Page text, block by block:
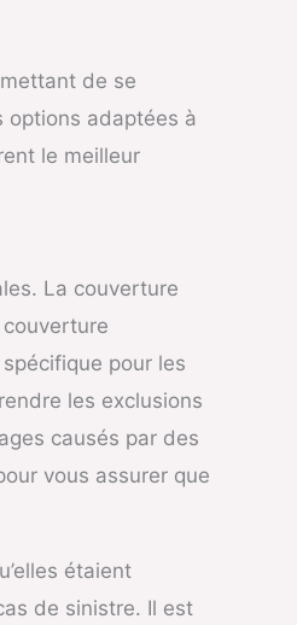
de se
options adaptées à
le meilleur
La couverture
pour les
les exclusions
causés par des
vous assurer que
étaient
de sinistre. Il est